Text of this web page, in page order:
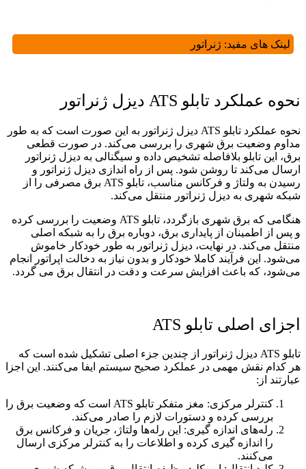
لینک های مفید: ژنراتور
نحوه عملکرد تابلو ATS دیزل ژنراتور
نحوه عملکرد تابلو ATS دیزل ژنراتور به این صورت است که به طور
مداوم وضعیت برق شهری را بررسی می‌کند. در صورت قطعی
برق، این تابلو بلافاصله تشخیص داده و سیگنالی به دیزل ژنراتور
ارسال می‌کند تا روشن شود. پس از راه ‌اندازی دیزل ژنراتور و
رسیدن به ولتاژ و فرکانس مناسب، تابلو ATS برق مصرفی را از
شبکه شهری به دیزل ژنراتور منتقل می‌کند.
هنگامی که برق شهری بازگردد، تابلو ATS وضعیت را بررسی کرده
و پس از اطمینان از پایداری برق، دوباره برق را به شبکه اصلی
منتقل می‌کند. در نهایت، دیزل ژنراتور به طور خودکار خاموش
می‌شود. این فرآیند کاملا خودکار و بدون نیاز به دخالت اپراتور انجام
می‌شود، که باعث افزایش سرعت و دقت در انتقال برق می ‌گردد.
اجزای اصلی تابلو ATS
تابلو ATS دیزل ژنراتور از چندین جزء اصلی تشکیل شده است که
هر کدام نقش مهمی در عملکرد صحیح سیستم ایفا می‌کنند. این اجزا
عبارتند از:
کنترلر مرکزی: مغز متفکر تابلو ATS است که وضعیت برق را
بررسی کرده و دستورات لازم را صادر می‌کند.
رله‌های اندازه‌ گیری: این رله‌ها ولتاژ، جریان و فرکانس برق
را اندازه ‌گیری کرده و اطلاعات را به کنترلر مرکزی ارسال
می‌کنند.